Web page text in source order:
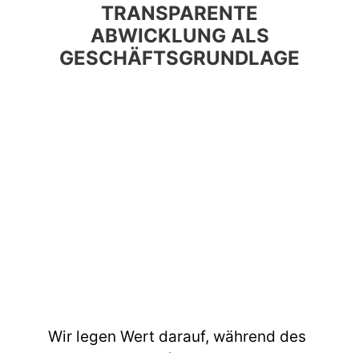
TRANSPARENTE
ABWICKLUNG ALS
GESCHÄFTSGRUNDLAGE
Wir legen Wert darauf, während des